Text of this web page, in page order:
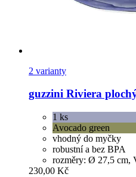
2 varianty
guzzini Riviera
1 ks
Avocado green
vhodný do myčky
robustní a bez BPA
rozměry: Ø 27,5 cm,
230,00 Kč